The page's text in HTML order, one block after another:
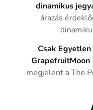
dinamikus
árazás
Csak
GrapefruitMoon
megjelent a The